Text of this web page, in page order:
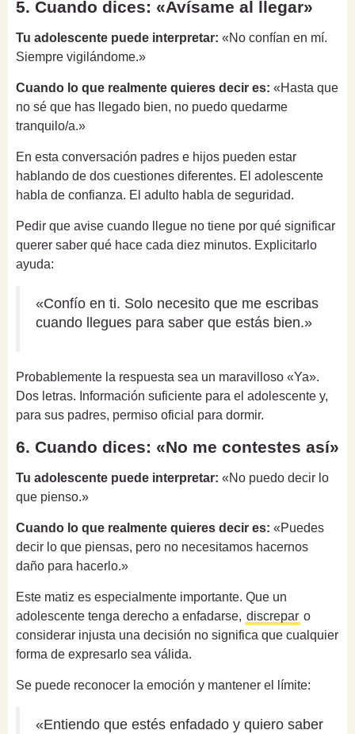
5. Cuando dices: «Avísame al llegar»
Tu adolescente puede interpretar: «No confían en mí.
Siempre vigilándome.»
Cuando lo que realmente quieres decir es: «Hasta que
no sé que has llegado bien, no puedo quedarme
tranquilo/a.»
En esta conversación padres e hijos pueden estar
hablando de dos cuestiones diferentes. El adolescente
habla de confianza. El adulto habla de seguridad.
Pedir que avise cuando llegue no tiene por qué significar
querer saber qué hace cada diez minutos. Explicitarlo
ayuda:
«Confío en ti. Solo necesito que me escribas
cuando llegues para saber que estás bien.»
Probablemente la respuesta sea un maravilloso «Ya».
Dos letras. Información suficiente para el adolescente y,
para sus padres, permiso oficial para dormir.
6. Cuando dices: «No me contestes así»
Tu adolescente puede interpretar: «No puedo decir lo
que pienso.»
Cuando lo que realmente quieres decir es: «Puedes
decir lo que piensas, pero no necesitamos hacernos
daño para hacerlo.»
Este matiz es especialmente importante. Que un
adolescente tenga derecho a enfadarse, discrepar o
considerar injusta una decisión no significa que cualquier
forma de expresarlo sea válida.
Se puede reconocer la emoción y mantener el límite:
«Entiendo que estés enfadado y quiero saber